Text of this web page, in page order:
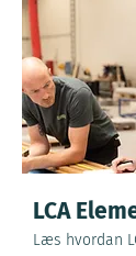
LCA
Læs hvordan